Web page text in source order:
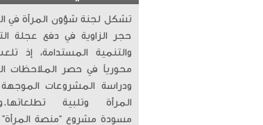
تشكل لجنة شؤون المرأة في
حجر الزاوية في دفع عجلة
والتنمية المستدامة، إذ
محورياً في حصر الملاحظات
ودراسة المشروعات
المرأة وتلبية تطلعاتها.
مسودة مشروع “منصة